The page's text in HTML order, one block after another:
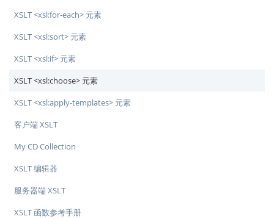
XSLT <xsl:for-each> 元素
XSLT <xsl:sort> 元素
XSLT <xsl:if> 元素
XSLT <xsl:choose> 元素
XSLT <xsl:apply-templates> 元素
客户端 XSLT
My CD Collection
XSLT 编辑器
服务器端 XSLT
XSLT 函数参考手册